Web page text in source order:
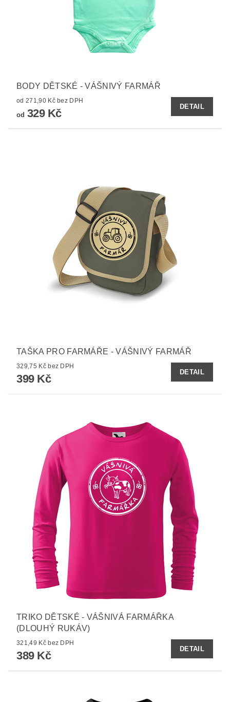
BODY DĚTSKÉ - VÁŠNIVÝ FARMÁŘ
od 271,90 Kč bez DPH
od 329 Kč
DETAIL
TAŠKA PRO FARMÁŘE - VÁŠNIVÝ FARMÁŘ
329,75 Kč bez DPH
399 Kč
DETAIL
TRIKO DĚTSKÉ - VÁŠNIVÁ FARMÁŘKA
(DLOUHÝ RUKÁV)
321,49 Kč bez DPH
389 Kč
DETAIL